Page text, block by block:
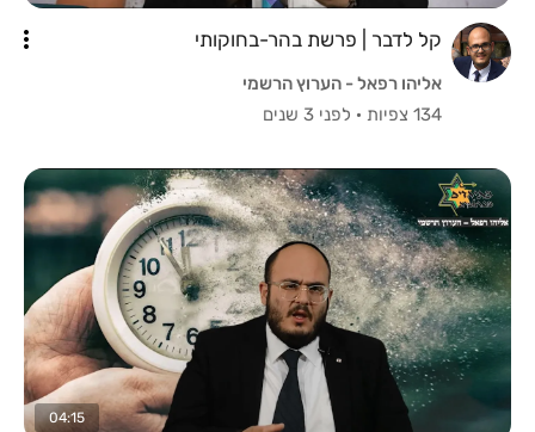
קל לדבר | פרשת בהר-בחוקותי
אליהו רפאל - הערוץ הרשמי
134 צפיות
· לפני 3 שנים
04:15